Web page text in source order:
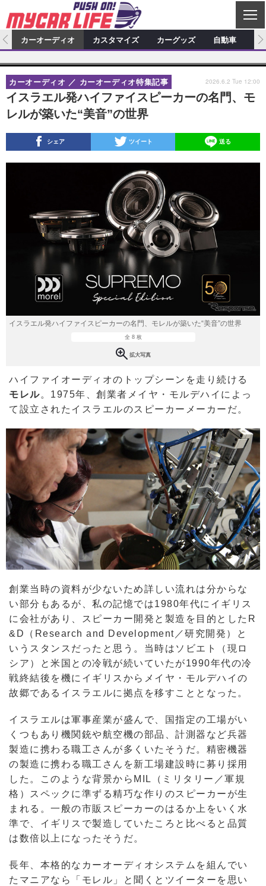
C
L
S
E
カーオーディオ
特集記事 新製品情報
プロショップ検索 ショップ訪問記
カーオーディオニュース
その他
カスタマイズ
カスタマイズ特集記事 カスタマイズ新製品情報
カスタマイズニュース
カーグッズ
カーグッズ特集記事
カーグッズニュース
自動車
ニュース 試乗記
スクープ
アクセスランキング
カーオーディオ カスタマイズ カーグッズ 自動車
イスラエル発ハイファイスピーカーの名門、モ
レルが築いた“美音”の世界
カーオーディオ カーオーディオ特集記事 2026.6.2 Tue 12:00
シェア ツイート 送る
イスラエル発ハイファイスピーカーの名門、モレルが築いた“美音”の世界
全 8 枚
拡大写真
ハイファイオーディオのトップシーンを走り続ける
モレル。1975年、創業者メイヤ・モルデハイによっ
て設立されたイスラエルのスピーカーメーカーだ。
創業当時の資料が少ないため詳しい流れは分からな
い部分もあるが、私の記憶では1980年代にイギリス
に会社があり、スピーカー開発と製造を目的としたR
&D（Research and Development／研究開発）と
いうスタンスだったと思う。当時はソビエト（現ロ
シア）と米国との冷戦が続いていたが1990年代の冷
戦終結後を機にイギリスからメイヤ・モルデハイの
故郷であるイスラエルに拠点を移すこととなった。
イスラエルは軍事産業が盛んで、国指定の工場がい
くつもあり機関銃や航空機の部品、計測器など兵器
製造に携わる職工さんが多くいたそうだ。精密機器
の製造に携わる職工さんを新工場建設時に募り採用
した。このような背景からMIL（ミリタリー／軍規
格）スペックに準ずる精巧な作りのスピーカーが生
まれる。一般の市販スピーカーのはるか上をいく水
準で、イギリスで製造していたころと比べると品質
は数倍以上になったそうだ。
長年、本格的なカーオーディオシステムを組んでい
たマニアなら「モレル」と聞くとツイーターを思い